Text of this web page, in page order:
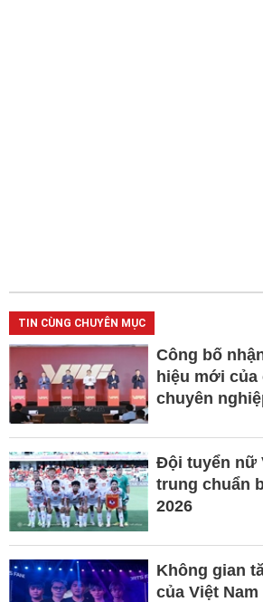
TIN CÙNG CHUYÊN MỤC
Công bố
hiệu mới của
chuyên
Đội tuyển nữ
trung chuẩn
2026
Không gian
của Việt Nam